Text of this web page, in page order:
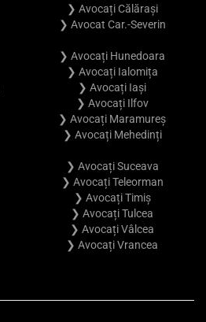
❯ Avocați Călărași
❯ Avocat Car.-Severin
❯ Avocați Hunedoara
❯ Avocați Ialomița
❯ Avocați Iași
❯ Avocați Ilfov
❯ Avocați Maramureș
❯ Avocați Mehedinți
❯ Avocați Suceava
❯ Avocați Teleorman
❯ Avocați Timiș
❯ Avocați Tulcea
❯ Avocați Vâlcea
❯ Avocați Vrancea